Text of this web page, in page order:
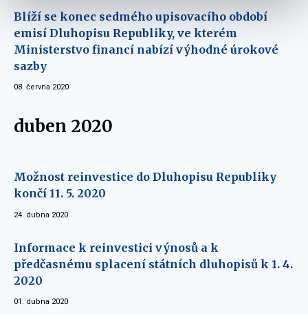
Blíží se konec sedmého upisovacího období
emisí Dluhopisu Republiky, ve kterém
Ministerstvo financí nabízí výhodné úrokové
sazby
08. června 2020
duben 2020
Možnost reinvestice do Dluhopisu Republiky
končí 11. 5. 2020
24. dubna 2020
Informace k reinvestici výnosů a k
předčasnému splacení státních dluhopisů k 1. 4.
2020
01. dubna 2020